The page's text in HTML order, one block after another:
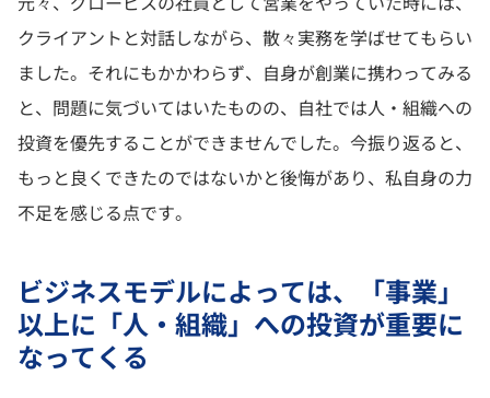
クライアントと対話しながら、散々実務を学ばせてもらい
ました。それにもかかわらず、自身が創業に携わってみる
と、問題に気づいてはいたものの、自社では人・組織への
投資を優先することができませんでした。今振り返ると、
もっと良くできたのではないかと後悔があり、私自身の力
不足を感じる点です。
ビジネスモデルによっては、「事業」
以上に「人・組織」への投資が重要に
なってくる